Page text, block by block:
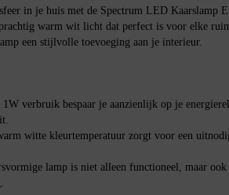
in je huis met de Spectrum LED Kaarslamp
warm wit licht dat perfect is voor elke
een stijlvolle toevoeging aan je interieur.
1W verbruik bespaar je aanzienlijk op je
witte kleurtemperatuur zorgt voor een
lamp is niet alleen functioneel, maar ook